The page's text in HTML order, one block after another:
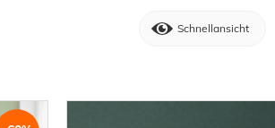
Schnellansicht